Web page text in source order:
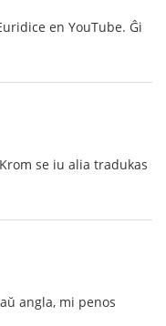
en YouTube. Ĝi
se iu alia tradukas
angla, mi penos